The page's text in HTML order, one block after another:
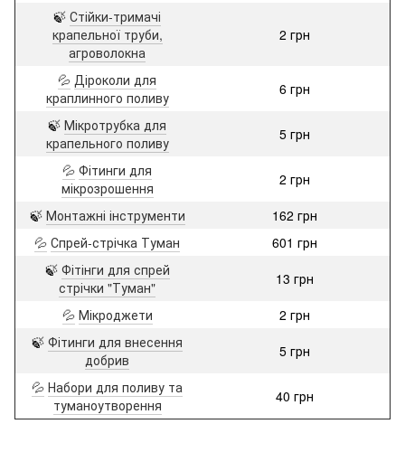
🍃 Стійки-тримачі
крапельної труби,
агроволокна
2 грн
💦 Діроколи для
краплинного поливу
6 грн
🍃 Мікротрубка для
крапельного поливу
5 грн
💦 Фітинги для
мікрозрошення
2 грн
🍃 Монтажні інструменти
162 грн
💦 Спрей-стрічка Туман
601 грн
🍃 Фітінги для спрей
стрічки "Туман"
13 грн
💦 Мікроджети
2 грн
🍃 Фітинги для внесення
добрив
5 грн
💦 Набори для поливу та
туманоутворення
40 грн